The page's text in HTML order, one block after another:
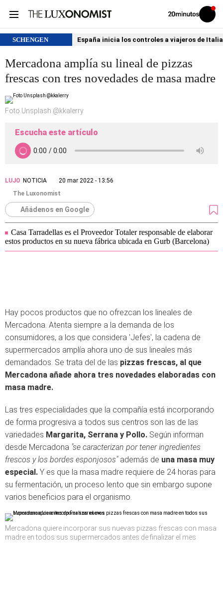
Volver
Iniciar
sesión
SCHENGEN España inicia los controles a viajeros de
Mercadona amplía su lineal de pizzas
frescas con tres novedades de masa madre
Foto Unsplash @kkalerry
Escucha este artículo
LUJO NOTICIA
20 mar 2022 - 13:56
The Luxonomist
Añádenos en Google
Casa Tarradellas es el Proveedor Totaler responsable de elaborar
estos productos en su nueva fábrica ubicada en Gurb (Barcelona)
Hay pocos productos que no ofrezcan los lineales de
Mercadona. Atenta siempre a la demanda de los
consumidores, a los que considera 'Jefes', la cadena de
supermercados amplía ahora uno de sus lineales más
demandados. Se trata del de las pizzas frescas, al que
Mercadona añade ahora tres novedades elaboradas con
masa madre.
Las tres especialidades que la compañía está incorporando
de forma progresiva a todos sus centros son las de las
variedades Margarita, Serrana y Pollo. Según informan
desde Mercadona "se caracterizan por tener ingredientes
frescos y los bordes esponjosos" además de una masa muy
especial. Y es que la masa madre requiere de 24 horas para
su fermentación, un proceso lento que sin embargo supone
varios beneficios para el organismo.
Mercadona quiere incorporar sus nuevas pizzas frescas con masa
madre en todos sus supermercados antes de finalizar el mes